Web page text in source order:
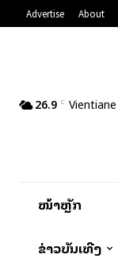
Advertise About
26.9 C Vientiane
ໜ້າຫຼັກ
ຂ່າວບັນເທີງ